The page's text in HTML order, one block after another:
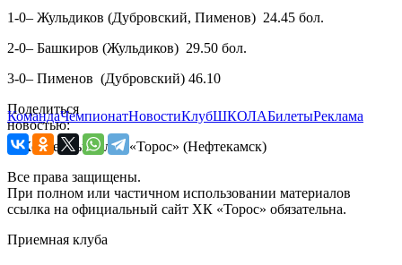
1-0– Жульдиков (Дубровский, Пименов) 24.45 бол.
2-0– Башкиров (Жульдиков) 29.50 бол.
3-0– Пименов (Дубровский) 46.10
Поделиться
новостью:
КомандаЧемпионатНовостиКлубШКОЛАБилетыРеклама
© Хоккейный клуб «Торос» (Нефтекамск)
Все права защищены.
При полном или частичном использовании материалов
ссылка на официальный сайт ХК «Торос» обязательна.
Приемная клуба